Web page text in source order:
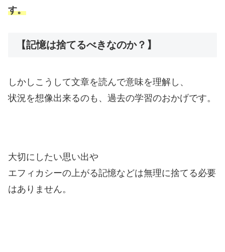
す。
【記憶は捨てるべきなのか？】
しかしこうして文章を読んで意味を理解し、
状況を想像出来るのも、過去の学習のおかげです。
大切にしたい思い出や
エフィカシーの上がる記憶などは無理に捨てる必要
はありません。